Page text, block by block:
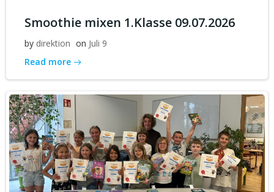
Smoothie mixen 1.Klasse 09.07.2026
by direktion on Juli 9
Read more